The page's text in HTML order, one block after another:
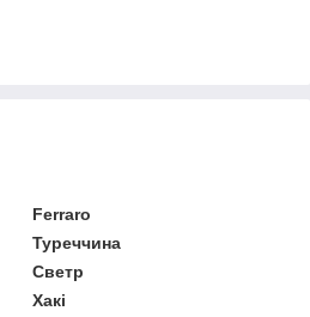
Ferraro
Туреччина
Светр
Хакі